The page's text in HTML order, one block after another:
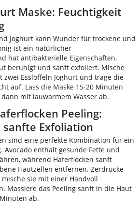
Maske: Feuchtigkeit
Joghurt kann Wunder für trockene und
ist ein natürlicher
hat antibakterielle Eigenschaften,
beruhigt und sanft exfoliert. Mische
zwei Esslöffeln Joghurt und trage die
auf. Lass die Maske 15-20 Minuten
mit lauwarmem Wasser ab.
Peeling:
Exfoliation
sind eine perfekte Kombination für ein
Avocado enthält gesunde Fette und
während Haferflocken sanft
Hautzellen entfernen. Zerdrücke
sie mit einer Handvoll
Massiere das Peeling sanft in die Haut
ab.